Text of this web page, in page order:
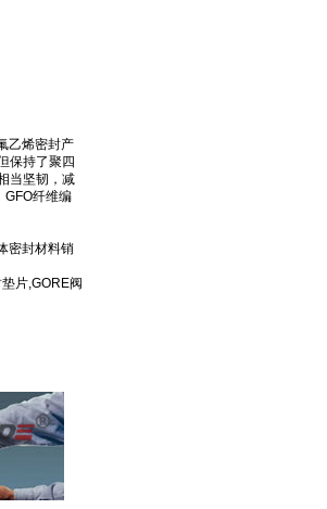
乙烯密封产
保持了聚四
当坚韧，减
GFO纤维编
密封材料销
片,GORE阀